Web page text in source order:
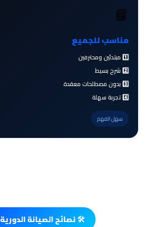
📘
مناسب للجميع
1️⃣ مبتدئين ومحترفين
2️⃣ شرح بسيط
3️⃣ بدون مصطلحات معقدة
4️⃣ تجربة سهلة
سهل الفهم
🛠️ نصائح الصيانة الدورية